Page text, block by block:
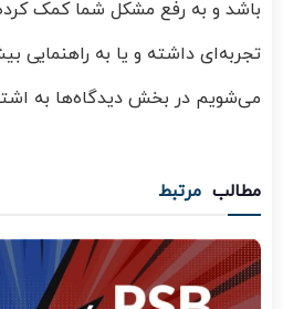
باشد و به رفع مشکل شما کمک کرده
تجربه‌ای داشته و یا به راهنمایی
می‌شویم در بخش دیدگاه‌ها به
مطالب مرتبط